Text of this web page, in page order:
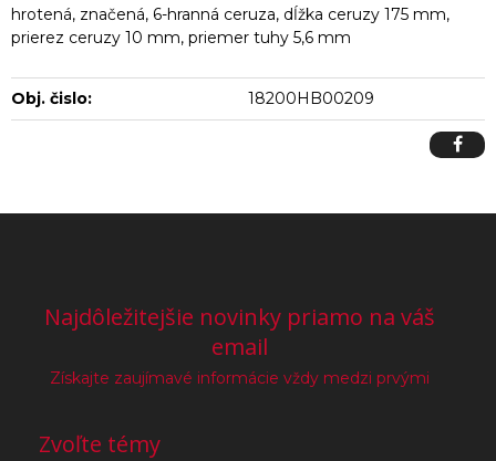
hrotená, značená, 6-hranná ceruza, dĺžka ceruzy 175 mm,
prierez ceruzy 10 mm, priemer tuhy 5,6 mm
Obj. čislo: 18200HB00209
Najdôležitejšie novinky priamo na váš
email
Získajte zaujímavé informácie vždy medzi prvými
Zvoľte témy